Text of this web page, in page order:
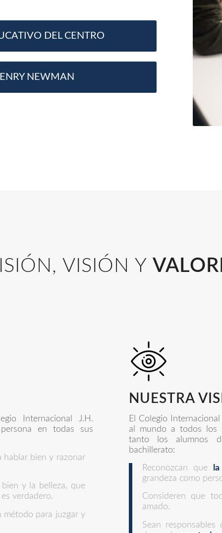
DEL CENTRO
NEWMAN
VISIÓN Y
Internacional J.H.
en todas sus
hablar bien y razonar
y la belleza, que
verdadero.
para juzgar y
NUESTRA
El Colegio
al mundo a todos los
tanto los alumnos
bachillerato:
Reconozcan que
grandeza como
Consideren que
amado.
Sean